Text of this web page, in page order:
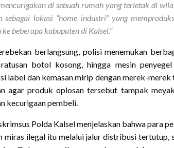
di sebuah rumah yang terletak di
sebagai lokasi “home industri” yang
beberapa kabupaten di Kalsel.”
berlangsung, polisi menemukan
botol kosong, hingga mesin
label dan kemasan mirip dengan merek-
agar produk oplosan tersebut tampak
kecurigaan pembeli.
Polda Kalsel menjelaskan bahwa para
miras ilegal itu melalui jalur distribusi